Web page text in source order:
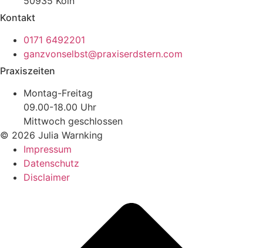
Kontakt
0171 6492201
ganzvonselbst@praxiserdstern.com
Praxiszeiten
Montag-Freitag
09.00-18.00 Uhr
Mittwoch geschlossen
© 2026 Julia Warnking
Impressum
Datenschutz
Disclaimer